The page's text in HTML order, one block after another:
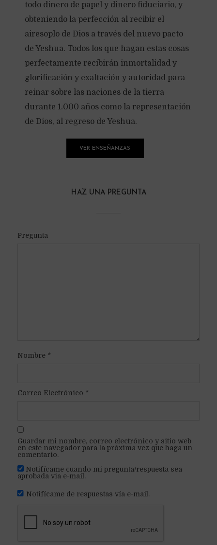
todo dinero de papel y dinero fiduciario, y
obteniendo la perfección al recibir el
airesoplo de Dios a través del nuevo pacto
de Yeshua. Todos los que hagan estas cosas
perfectamente recibirán inmortalidad y
glorificación y exaltación y autoridad para
reinar sobre las naciones de la tierra
durante 1.000 años como la representación
de Dios, al regreso de Yeshua.
VER ENSEÑANZAS
HAZ UNA PREGUNTA
Pregunta
Nombre*
Correo Electrónico *
Guardar mi nombre, correo electrónico y sitio web
en este navegador para la próxima vez que haga un
comentario.
Notifícame cuando mi pregunta/respuesta sea
aprobada via e-mail.
Notifícame de respuestas vía e-mail.